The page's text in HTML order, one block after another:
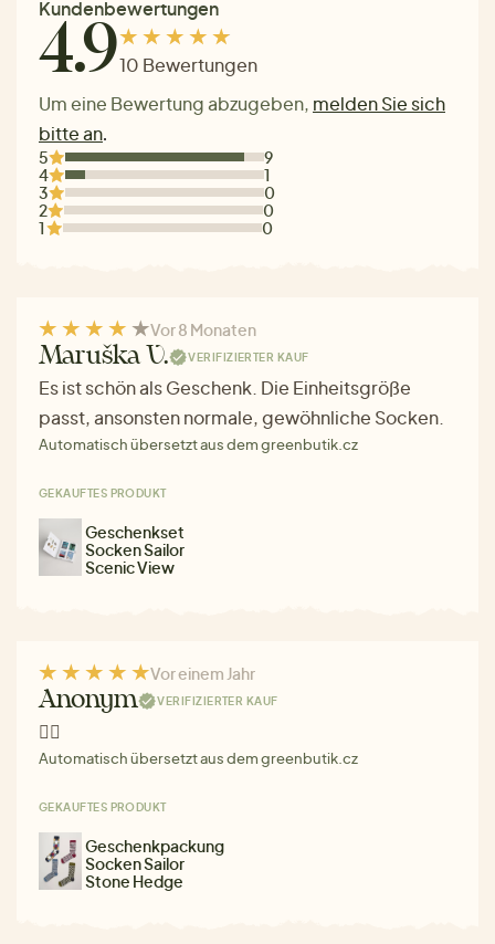
Kundenbewertungen
4.910 Bewertungen
Um eine Bewertung abzugeben, melden Sie sich
bitte an.
5
9
4
1
3
0
2
0
1
0
Vor 8 Monaten
Maruška V. VERIFIZIERTER KAUF
Es ist schön als Geschenk. Die Einheitsgröße
passt, ansonsten normale, gewöhnliche Socken.
Automatisch übersetzt aus dem greenbutik.cz
GEKAUFTES PRODUKT
Geschenkset
Socken Sailor
Scenic View
Vor einem Jahr
Anonym VERIFIZIERTER KAUF
👍🏻
Automatisch übersetzt aus dem greenbutik.cz
GEKAUFTES PRODUKT
Geschenkpackung
Socken Sailor
Stone Hedge